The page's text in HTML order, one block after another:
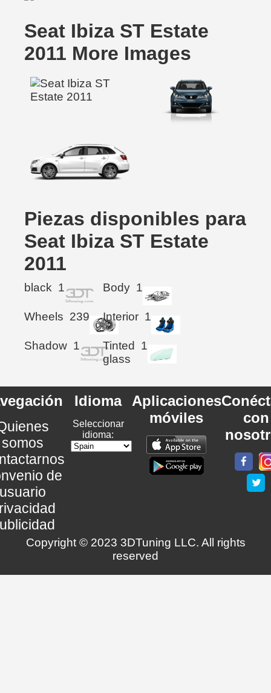
Seat Ibiza ST Estate
2011 More Images
Piezas disponibles para
Seat Ibiza ST Estate
2011
black 1 Body 1
Wheels 239 Interior 1
Shadow 1
Tinted
glass
1
somos
de
Idioma
Seleccionar
idioma:
Aplicaciones
móviles
con
Copyright © 2023 3DTuning LLC. All rights
reserved